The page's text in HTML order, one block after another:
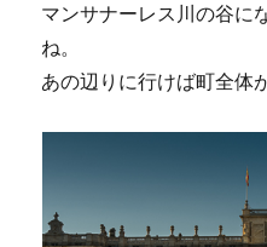
マンサナーレス川の谷に
ね。
あの辺りに行けば町全体